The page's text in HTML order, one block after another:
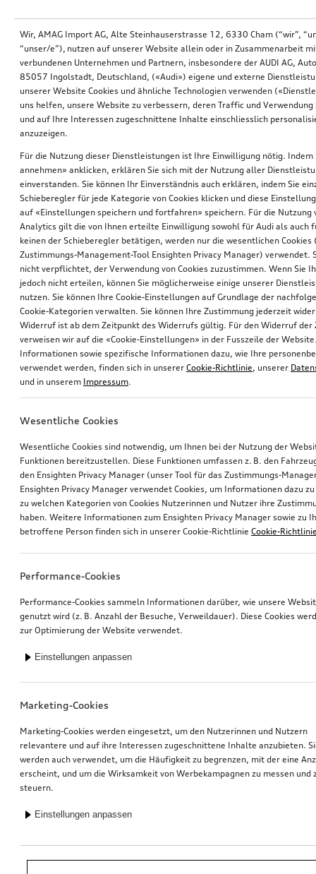
*Unverbindliche Preisempfehlung der Importeurin AMAG Import AG. Inkl.
gesetzlicher MwSt. Preise beim Audi Partner können abweichen; weitere
Wir, AMAG Import AG, Alte Steinhauserstrasse 12, 6330 Cham (“wir”,
“unser/e”), nutzen auf unserer Website allein oder in Zusammenarbeit
verbundenen Unternehmen und Partnern, insbesondere der AUDI AG,
85057 Ingolstadt, Deutschland, («Audi») eigene und externe
unserer Website Cookies und ähnliche Technologien verwenden
uns helfen, unsere Website zu verbessern, deren Traffic und Verwendung
und auf Ihre Interessen zugeschnittene Inhalte einschliesslich
anzuzeigen.
Für die Nutzung dieser Dienstleistungen ist Ihre Einwilligung nötig. Indem
annehmen» anklicken, erklären Sie sich mit der Nutzung aller
einverstanden. Sie können Ihr Einverständnis auch erklären, indem Sie
Schieberegler für jede Kategorie von Cookies klicken und diese
auf «Einstellungen speichern und fortfahren» speichern. Für die Nutzung
Analytics gilt die von Ihnen erteilte Einwilligung sowohl für Audi als auch
keinen der Schieberegler betätigen, werden nur die wesentlichen Cookies
Zustimmungs-Management-Tool Ensighten Privacy Manager) verwendet.
nicht verpflichtet, der Verwendung von Cookies zuzustimmen. Wenn Sie
jedoch nicht erteilen, können Sie möglicherweise einige unserer
nutzen. Sie können Ihre Cookie-Einstellungen auf Grundlage der
Cookie-Kategorien verwalten. Sie können Ihre Zustimmung jederzeit
Widerruf ist ab dem Zeitpunkt des Widerrufs gültig. Für den Widerruf der
verweisen wir auf die «Cookie-Einstellungen» in der Fusszeile der
Informationen sowie spezifische Informationen dazu, wie Ihre
verwendet werden, finden sich in unserer Cookie-Richtlinie, unserer
und in unserem Impressum.
Wesentliche Cookies
Wesentliche Cookies sind notwendig, um Ihnen bei der Nutzung der
Funktionen bereitzustellen. Diese Funktionen umfassen z. B. den
den Ensighten Privacy Manager (unser Tool für das Zustimmungs-
Ensighten Privacy Manager verwendet Cookies, um Informationen dazu
zu welchen Kategorien von Cookies Nutzerinnen und Nutzer ihre
haben. Weitere Informationen zum Ensighten Privacy Manager sowie zu
betroffene Person finden sich in unserer Cookie-Richtlinie Cookie-
Performance-Cookies
Performance-Cookies sammeln Informationen darüber, wie unsere
genutzt wird (z. B. Anzahl der Besuche, Verweildauer). Diese Cookies
zur Optimierung der Website verwendet.
Einstellungen anpassen
Marketing-Cookies
Marketing-Cookies werden eingesetzt, um den Nutzerinnen und Nutzern
relevantere und auf ihre Interessen zugeschnittene Inhalte anzubieten.
werden auch verwendet, um die Häufigkeit zu begrenzen, mit der eine
erscheint, und um die Wirksamkeit von Werbekampagnen zu messen und
steuern.
Einstellungen anpassen